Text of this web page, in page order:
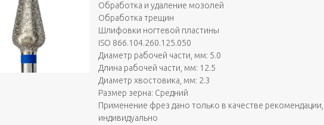
Обработка и удаление мозолей
Обработка трещин
Шлифовки ногтевой пластины
ISO 866.104.260.125.050
Диаметр рабочей части, мм: 5.0
Длина рабочей части, мм: 12.5
Диаметр хвостовика, мм: 2.3
Размер зерна: Средний
Применение фрез дано только в качестве
индивидуально